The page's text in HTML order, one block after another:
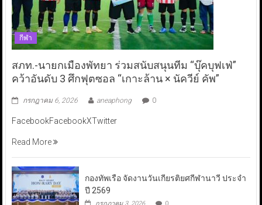
กีฬา
สภท.-นายกเมืองพัทยา ร่วมสนับสนุนทีม “บุ๊คบุฟเฟ่”
คว้าอันดับ 3 ศึกฟุตซอล “เกาะล้าน × นัควีย์ คัพ”
กรกฎาคม 6, 2026 aneaphong 0
FacebookFacebookXTwitter
Read More
กองทัพเรือ จัดงานวันเกียรติยศกีฬานาวี ประจำ
ปี 2569